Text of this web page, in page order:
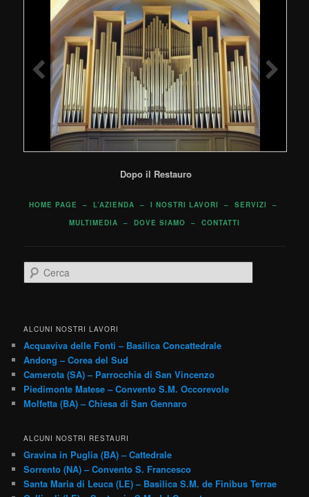
Dopo il Restauro
HOME PAGE – L’AZIENDA – I NOSTRI LAVORI – SERVIZI
–
MULTIMEDIA – DOVE SIAMO – CONTATTI
e
ALCUNI NOSTRI LAVORI
Acquaviva delle Fonti – Basilica Concattedrale
Andong – Corea del Sud
Camerota (SA) – Parrocchia di San Vincenzo
Piedimonte Matese – Convento S.M. Occorevole
Molfetta (BA) – Chiesa di San Gennaro
ALCUNI NOSTRI RESTAURI
Gravina in Puglia (BA) – Cattedrale
Sorrento (NA) – Convento S. Francesco
Santa Maria di Leuca (LE) – Basilica S.M. de Finibus Terrae